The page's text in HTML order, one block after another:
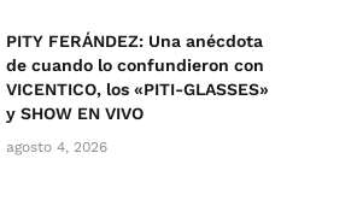
PITY FERÁNDEZ: Una anécdota
de cuando lo confundieron con
VICENTICO, los «PITI-GLASSES»
y SHOW EN VIVO
agosto 4, 2026